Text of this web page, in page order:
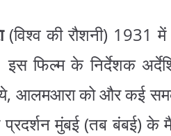
(विश्व की रौशनी) 1931 में
फिल्म के निर्देशक
आलमआरा को और कई
मुंबई (तब बंबई) के